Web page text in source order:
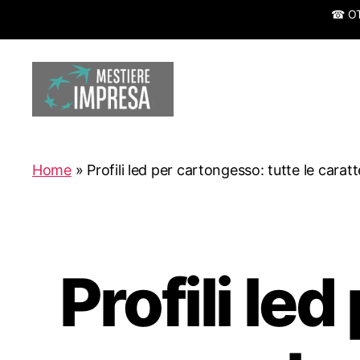
☎
Home» Profili led per cartongesso: tutte le
Profili